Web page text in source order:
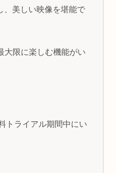
、美しい映像を堪能で
大限に楽しむ機能がい
トライアル期間中にい